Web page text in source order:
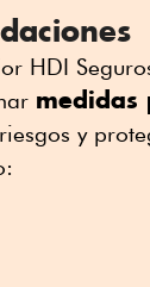
HDI
medidas
y